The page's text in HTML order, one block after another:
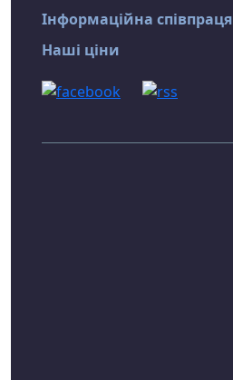
Інформаційна співпраця
Наші ціни